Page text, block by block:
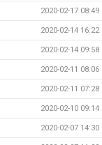
2020-02-17 08:49
2020-02-14 16:22
2020-02-14 09:58
2020-02-11 08:06
2020-02-11 07:28
2020-02-10 09:14
2020-02-07 14:30